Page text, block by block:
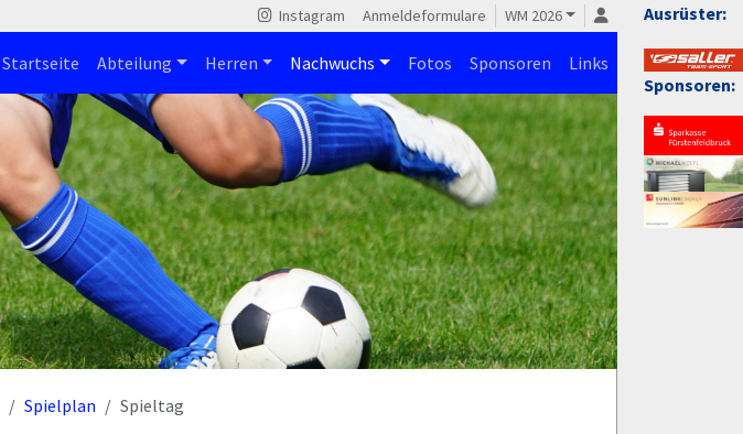
Ausrüster:
Sponsoren:
Instagram Anmeldeformulare WM 2026
Startseite Abteilung Herren Nachwuchs Fotos Sponsoren Links
Spielplan Spieltag